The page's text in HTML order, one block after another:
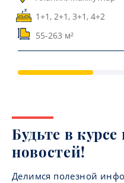
1+1, 2+1, 3+1, 4+2
55-263 м²
Будьте в
новостей!
Делимся полезной